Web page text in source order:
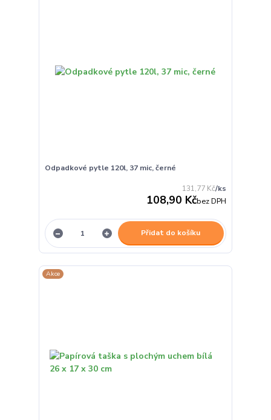
Odpadkové pytle 120l, 37 mic, černé
131,77 Kč/ks
108,90 Kčbez DPH
Přidat do košíku
Akce